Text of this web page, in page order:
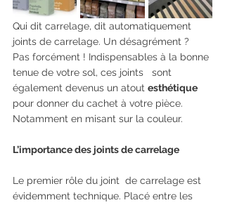
Qui dit carrelage, dit automatiquement
joints de carrelage. Un désagrément ?
Pas forcément ! Indispensables à la bonne
tenue de votre sol, ces joints   sont
également devenus un atout esthétique
pour donner du cachet à votre pièce.
Notamment en misant sur la couleur.
L’importance des joints de carrelage
Le premier rôle du joint  de carrelage est
évidemment technique. Placé entre les